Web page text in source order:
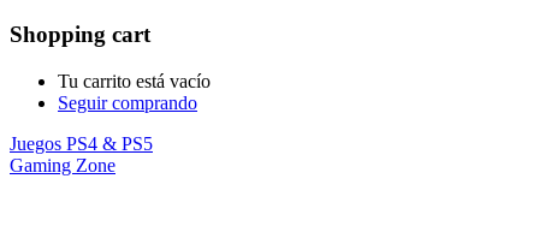
Shopping cart
Tu carrito está vacío
Seguir comprando
Juegos PS4 & PS5
Gaming Zone